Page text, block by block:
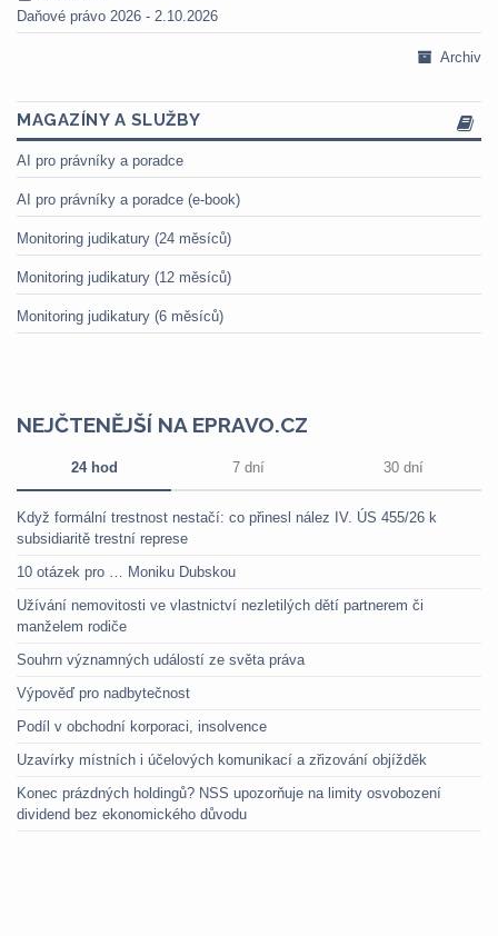
Daňové právo 2026 - 2.10.2026
Archiv
MAGAZÍNY A SLUŽBY
AI pro právníky a poradce
AI pro právníky a poradce (e-book)
Monitoring judikatury (24 měsíců)
Monitoring judikatury (12 měsíců)
Monitoring judikatury (6 měsíců)
NEJČTENĚJŠÍ NA EPRAVO.CZ
24 hod 7 dní 30 dní
Když formální trestnost nestačí: co přinesl nález IV. ÚS 455/26 k
subsidiaritě trestní represe
10 otázek pro … Moniku Dubskou
Užívání nemovitosti ve vlastnictví nezletilých dětí partnerem či
manželem rodiče
Souhrn významných událostí ze světa práva
Výpověď pro nadbytečnost
Podíl v obchodní korporaci, insolvence
Uzavírky místních i účelových komunikací a zřizování objížděk
Konec prázdných holdingů? NSS upozorňuje na limity osvobození
dividend bez ekonomického důvodu